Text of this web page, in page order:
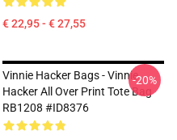
€ 22,95 - € 27,55
Vinnie Hacker Bags - Vinnie
Hacker All Over Print Tote Bag
RB1208 #ID8376
-20%